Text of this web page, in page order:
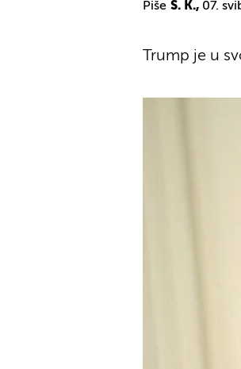
Piše S. K., 07.
Trump je u